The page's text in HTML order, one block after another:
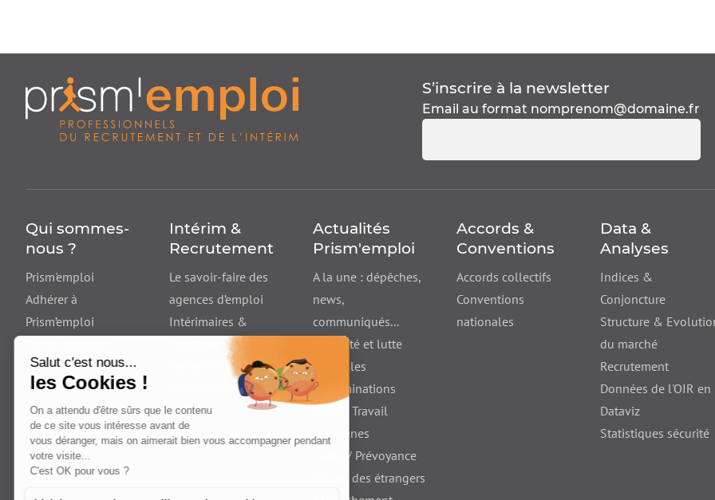
S’inscrire à la newsletter
Email au format nomprenom@domaine.fr
Qui sommes-
nous ?
Prism'emploi
Adhérer à
Prism’emploi
Intérim &
Recrutement
Le savoir-faire des
agences d’emploi
Intérimaires &
Entreprises
Actualités
Prism'emploi
A la une : dépêches,
news,
communiqués...
Diversité et lutte
contre les
discriminations
France Travail
Les jeunes
Santé / Prévoyance
Travail des étrangers
Accords &
Conventions
Accords collectifs
Conventions
nationales
Data &
Analyses
Indices &
Conjoncture
Structure &
du marché
Recrutement
Données de l'OIR en
Dataviz
Statistiques sécurité